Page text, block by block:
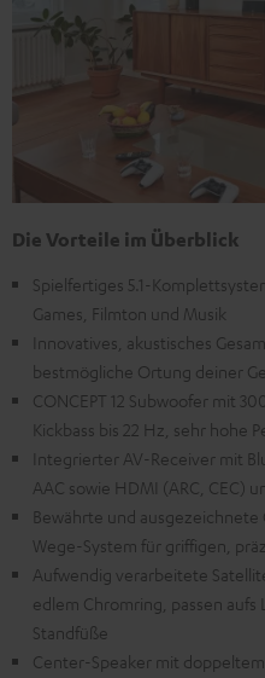
Die Vorteile im Überblick
Spielfertiges 5.1-
Games, Filmton und Musik
Innovatives, akustisches
bestmögliche Ortung deiner
CONCEPT 12 Subwoofer mit
Kickbass bis 22 Hz, sehr hohe
Integrierter AV-Receiver mit
AAC sowie HDMI (ARC, CEC)
Bewährte und ausgezeichnete
Wege-System für griffigen,
Aufwendig verarbeitete
edlem Chromring, passen aufs
Standfüße
Center-Speaker mit